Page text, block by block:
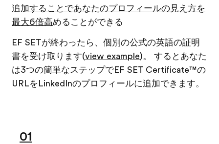
追加することであなたのプロフィールの見え方を
最大6倍高めることができる
EF SETが終わったら、個別の公式の英語の証明
書を受け取ります(view example)。 するとあなた
は3つの簡単なステップでEF SET Certificate™の
URLをLinkedInのプロフィールに追加できます。
01